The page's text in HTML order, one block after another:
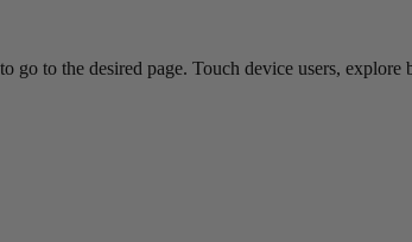
go to the desired page. Touch device users,